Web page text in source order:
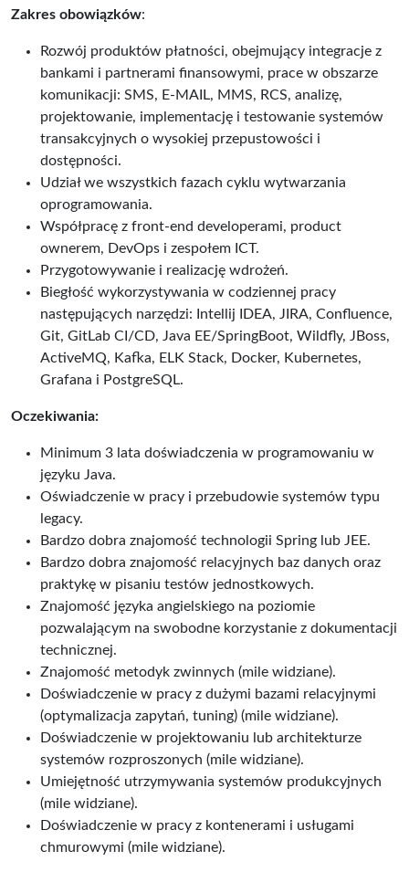
Zakres obowiązków:
Rozwój produktów płatności, obejmujący integracje z
bankami i partnerami finansowymi, prace w obszarze
komunikacji: SMS, E-MAIL, MMS, RCS, analizę,
projektowanie, implementację i testowanie systemów
transakcyjnych o wysokiej przepustowości i
dostępności.
Udział we wszystkich fazach cyklu wytwarzania
oprogramowania.
Współpracę z front-end developerami, product
ownerem, DevOps i zespołem ICT.
Przygotowywanie i realizację wdrożeń.
Biegłość wykorzystywania w codziennej pracy
następujących narzędzi: Intellij IDEA, JIRA, Confluence,
Git, GitLab CI/CD, Java EE/SpringBoot, Wildfly, JBoss,
ActiveMQ, Kafka, ELK Stack, Docker, Kubernetes,
Grafana i PostgreSQL.
Oczekiwania:
Minimum 3 lata doświadczenia w programowaniu w
języku Java.
Oświadczenie w pracy i przebudowie systemów typu
legacy.
Bardzo dobra znajomość technologii Spring lub JEE.
Bardzo dobra znajomość relacyjnych baz danych oraz
praktykę w pisaniu testów jednostkowych.
Znajomość języka angielskiego na poziomie
pozwalającym na swobodne korzystanie z dokumentacji
technicznej.
Znajomość metodyk zwinnych (mile widziane).
Doświadczenie w pracy z dużymi bazami relacyjnymi
(optymalizacja zapytań, tuning) (mile widziane).
Doświadczenie w projektowaniu lub architekturze
systemów rozproszonych (mile widziane).
Umiejętność utrzymywania systemów produkcyjnych
(mile widziane).
Doświadczenie w pracy z kontenerami i usługami
chmurowymi (mile widziane).